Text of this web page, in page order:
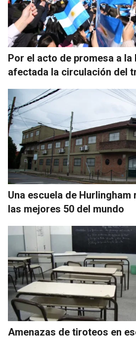
Por el acto de promesa a la
afectada la circulación del
Una escuela de
las mejores 50 del mundo
Amenazas de tiroteos en